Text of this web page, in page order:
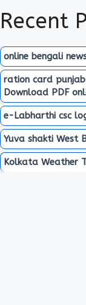
Recent
online bengali
ration card
Download PDF
e-Labharthi csc
Yuva shakti West
Kolkata Weather